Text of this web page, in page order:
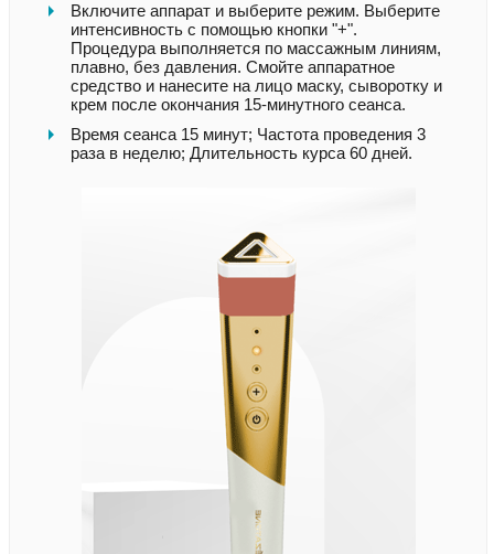
Включите аппарат и выберите режим. Выберите
интенсивность с помощью кнопки "+".
Процедура выполняется по массажным линиям,
плавно, без давления. Смойте аппаратное
средство и нанесите на лицо маску, сыворотку и
крем после окончания 15-минутного сеанса.
Время сеанса 15 минут; Частота проведения 3
раза в неделю; Длительность курса 60 дней.